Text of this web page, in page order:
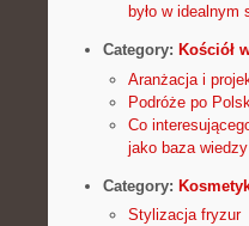
było w idealnym
Category: Kościół
Aranżacja i
Podróże po
Co
jako baza
Category:
Stylizacja fryzur